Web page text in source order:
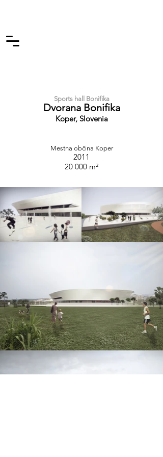
Sports hall Bonifika
Dvorana Bonifika
Koper, Slovenia
Mestna občina Koper
2011
20 000 m²